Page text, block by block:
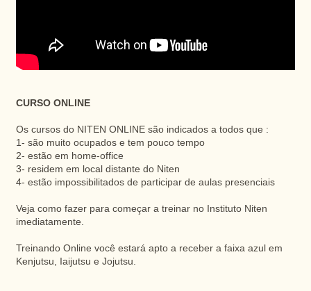
CURSO ONLINE
Os cursos do NITEN ONLINE são indicados a todos que :
1- são muito ocupados e tem pouco tempo
2- estão em home-office
3- residem em local distante do Niten
4- estão impossibilitados de participar de aulas presenciais
Veja como fazer para começar a treinar no Instituto Niten
imediatamente.
Treinando Online você estará apto a receber a faixa azul em
Kenjutsu, Iaijutsu e Jojutsu.